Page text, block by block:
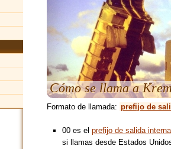
Cómo se llama a
Formato de llamada: prefijo de
00 es el prefijo de salida
si llamas desde Estados